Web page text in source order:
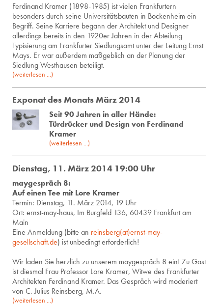
Ferdinand Kramer (1898-1985) ist vielen Frankfurtern
besonders durch seine Universitätsbauten in Bockenheim ein
Begriff. Seine Karriere begann der Architekt und Designer
allerdings bereits in den 1920er Jahren in der Abteilung
Typisierung am Frankfurter Siedlungsamt unter der Leitung Ernst
Mays. Er war außerdem maßgeblich an der Planung der
Siedlung Westhausen beteiligt.
(weiterlesen ...)
Exponat des Monats März 2014
Seit 90 Jahren in aller Hände:
Türdrücker und Design von Ferdinand
Kramer
(weiterlesen ...)
Dienstag, 11. März 2014 19:00 Uhr
maygespräch 8:
Auf einen Tee mit Lore Kramer
Ter­min: Diens­tag, 11. März 2014, 19 Uhr
Ort: ernst-may-haus, Im Burgfeld 136, 60439 Frankfurt am
Main
Eine Anmeldung (bitte an reinsberg(at)ernst-may-
gesellschaft.de) ist unbedingt erforderlich!
Wir laden Sie herzlich zu unserem maygespräch 8 ein! Zu Gast
ist diesmal Frau Professor Lore Kramer, Witwe des Frankfurter
Architekten Ferdinand Kramer. Das Gespräch wird moderiert
von C. Julius Reinsberg, M.A.
(weiterlesen ...)